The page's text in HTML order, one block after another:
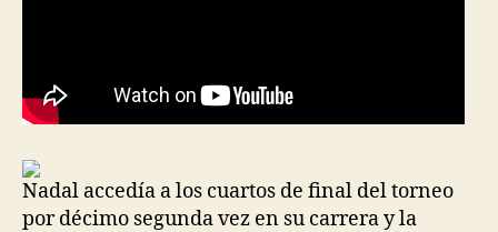
Nadal accedía a los cuartos de final del torneo
por décimo segunda vez en su carrera y la